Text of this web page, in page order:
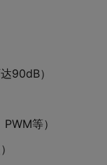
90dB）
等）